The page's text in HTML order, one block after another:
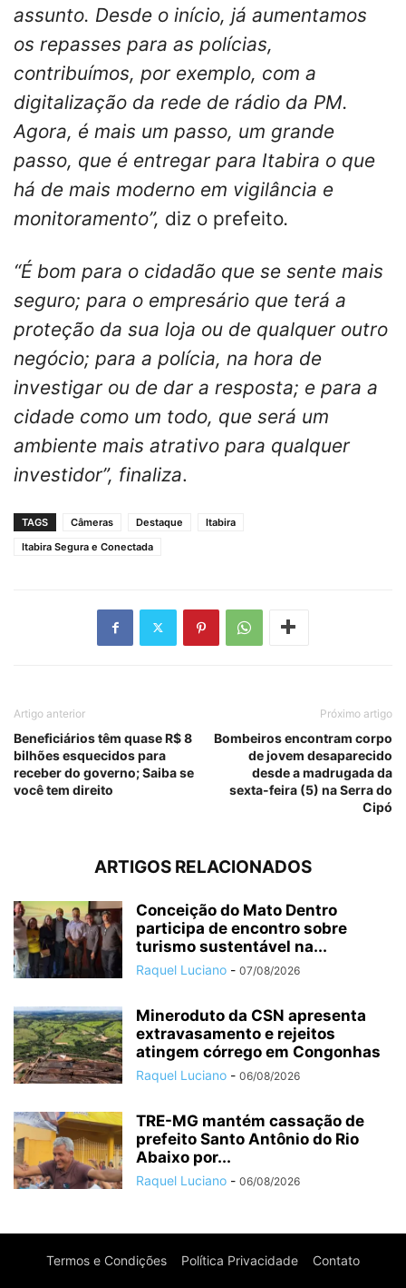
assunto. Desde o início, já aumentamos
os repasses para as polícias,
contribuímos, por exemplo, com a
digitalização da rede de rádio da PM.
Agora, é mais um passo, um grande
passo, que é entregar para Itabira o que
há de mais moderno em vigilância e
monitoramento”, diz o prefeito.
“É bom para o cidadão que se sente mais
seguro; para o empresário que terá a
proteção da sua loja ou de qualquer outro
negócio; para a polícia, na hora de
investigar ou de dar a resposta; e para a
cidade como um todo, que será um
ambiente mais atrativo para qualquer
investidor”, finaliza.
TAGS Câmeras Destaque
Itabira
Itabira Segura e Conectada
Artigo anterior
Beneficiários têm quase R$ 8
bilhões esquecidos para
receber do governo; Saiba se
você tem direito
Próximo artigo
Bombeiros encontram corpo
de jovem desaparecido
desde a madrugada da
sexta-feira (5) na Serra do
Cipó
ARTIGOS RELACIONADOS
Conceição do Mato Dentro
participa de encontro sobre
turismo sustentável na...
Raquel Luciano - 07/08/2026
Mineroduto da CSN apresenta
extravasamento e rejeitos
atingem córrego em Congonhas
Raquel Luciano - 06/08/2026
TRE-MG mantém cassação de
prefeito Santo Antônio do Rio
Abaixo por...
Raquel Luciano - 06/08/2026
Termos e Condições Política Privacidade Contato